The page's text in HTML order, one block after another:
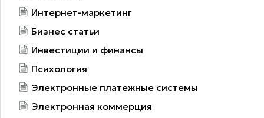
Интернет-маркетинг
Бизнес статьи
Инвестиции и финансы
Психология
Электронные платежные системы
Электронная коммерция